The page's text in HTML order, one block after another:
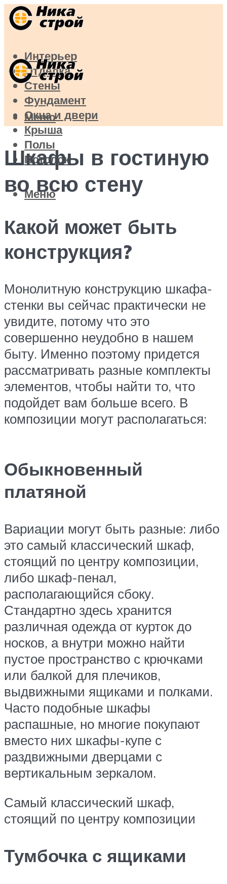
Интерьер
Отделка
Стены
Фундамент
Окна и двери
Крыша
Полы
Потолок
Меню
Меню
Шкафы в гостиную
во всю стену
Какой может быть
конструкция?
Монолитную конструкцию шкафа-
стенки вы сейчас практически не
увидите, потому что это
совершенно неудобно в нашем
быту. Именно поэтому придется
рассматривать разные комплекты
элементов, чтобы найти то, что
подойдет вам больше всего. В
композиции могут располагаться:
Обыкновенный
платяной
Вариации могут быть разные: либо
это самый классический шкаф,
стоящий по центру композиции,
либо шкаф-пенал,
располагающийся сбоку.
Стандартно здесь хранится
различная одежда от курток до
носков, а внутри можно найти
пустое пространство с крючками
или балкой для плечиков,
выдвижными ящиками и полками.
Часто подобные шкафы
распашные, но многие покупают
вместо них шкафы-купе с
раздвижными дверцами с
вертикальным зеркалом.
Самый классический шкаф,
стоящий по центру композиции
Тумбочка с ящиками